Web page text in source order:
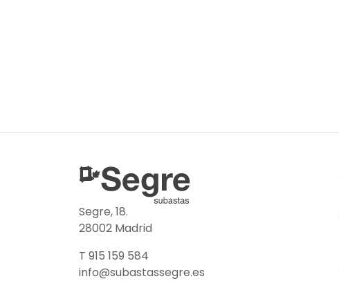
Segre, 18.
28002 Madrid
T 915 159 584
info@subastassegre.es